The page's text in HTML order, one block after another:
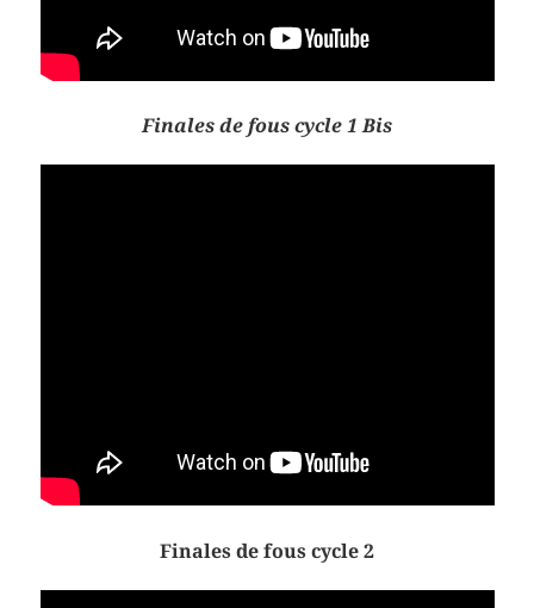
Finales de fous cycle 1 Bis
Finales de fous cycle 2